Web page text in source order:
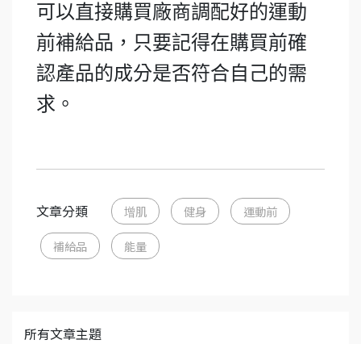
可以直接購買廠商調配好的運動
前補給品，只要記得在購買前確
認產品的成分是否符合自己的需
求。
文章分類 增肌 健身 運動前
補給品 能量
所有文章主題